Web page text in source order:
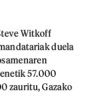
Witkoff
duela
57.000
zauritu, Gazako